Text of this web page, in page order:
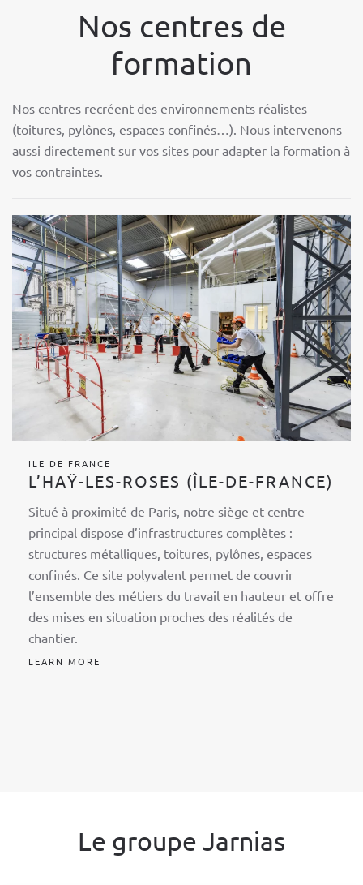
Nos centres de
formation
Nos centres recréent des environnements réalistes
(toitures, pylônes, espaces confinés…). Nous intervenons
aussi directement sur vos sites pour adapter la formation à
vos contraintes.
ILE DE FRANCE
L’HAŸ-LES-ROSES (ÎLE-DE-FRANCE)
Situé à proximité de Paris, notre siège et centre
principal dispose d’infrastructures complètes :
structures métalliques, toitures, pylônes, espaces
confinés. Ce site polyvalent permet de couvrir
l’ensemble des métiers du travail en hauteur et offre
des mises en situation proches des réalités de
chantier.
LEARN MORE
Le groupe Jarnias